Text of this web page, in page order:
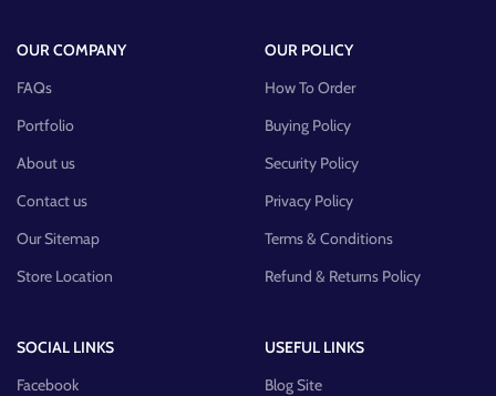
OUR COMPANY
FAQs
Portfolio
About us
Contact us
Our Sitemap
Store Location
OUR POLICY
How To Order
Buying Policy
Security Policy
Privacy Policy
Terms & Conditions
Refund & Returns Policy
SOCIAL LINKS
Facebook
USEFUL LINKS
Blog Site